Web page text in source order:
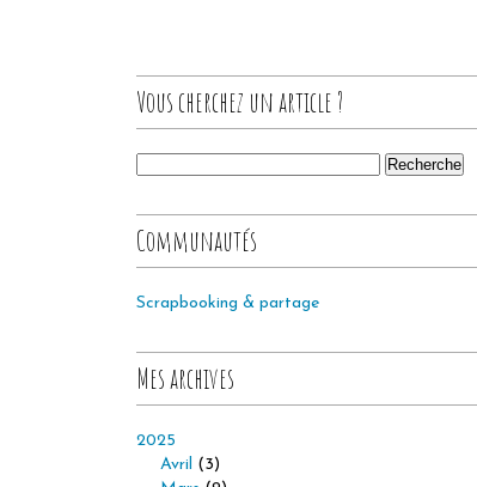
Vous cherchez un article ?
Communautés
Scrapbooking & partage
Mes archives
2025
Avril (3)